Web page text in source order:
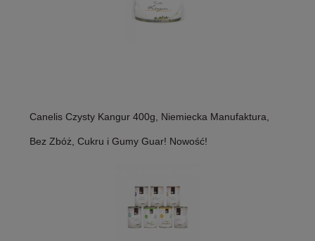
Canelis Czysty Kangur 400g, Niemiecka Manufaktura,
Bez Zbóż, Cukru i Gumy Guar! Nowość!